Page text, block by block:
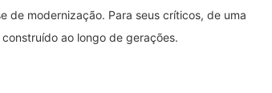
de modernização. Para seus críticos, de uma
ao longo de gerações.